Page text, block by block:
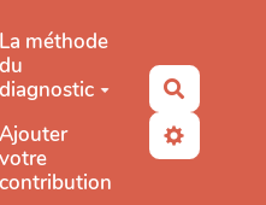
La méthode
du
diagnostic
Ajouter
votre
contribution